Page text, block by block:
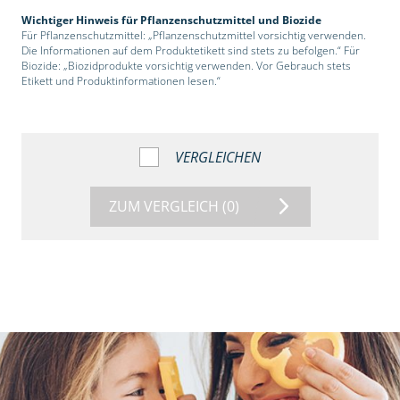
Wichtiger Hinweis für Pflanzenschutzmittel und Biozide
Für Pflanzenschutzmittel: „Pflanzenschutzmittel vorsichtig verwenden.
Die Informationen auf dem Produktetikett sind stets zu befolgen.“ Für
Biozide: „Biozidprodukte vorsichtig verwenden. Vor Gebrauch stets
Etikett und Produktinformationen lesen.“
VERGLEICHEN
ZUM VERGLEICH (0)